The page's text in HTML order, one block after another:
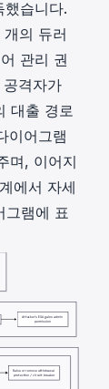
습니다.
의 듀러
관리 권
격자가
대출 경로
이어그램
며, 이어지
에서 자세
그램에 표